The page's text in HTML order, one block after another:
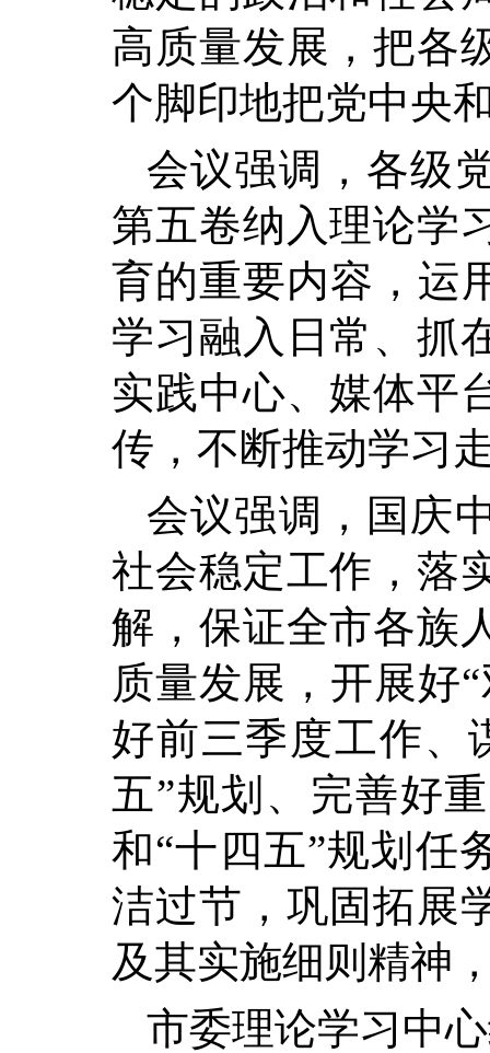
高质量发展，把各
个脚印地把党中央
会议强调，各级
第五卷纳入理论学
育的重要内容，运
学习融入日常、抓
实践中心、媒体平
传，不断推动学习
会议强调，国庆
社会稳定工作，落
解，保证全市各族
质量发展，开展好
好前三季度工作、
五”规划、完善好
和“十四五”规划任
洁过节，巩固拓展
及其实施细则精神
市委理论学习中